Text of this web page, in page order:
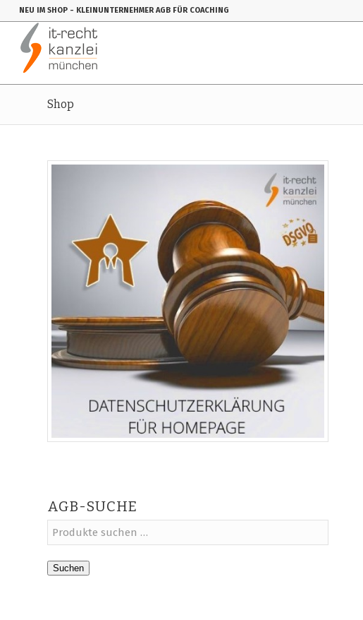
NEU IM SHOP - KLEINUNTERNEHMER AGB FÜR COACHING
Shop
AGB-SUCHE
Suchen